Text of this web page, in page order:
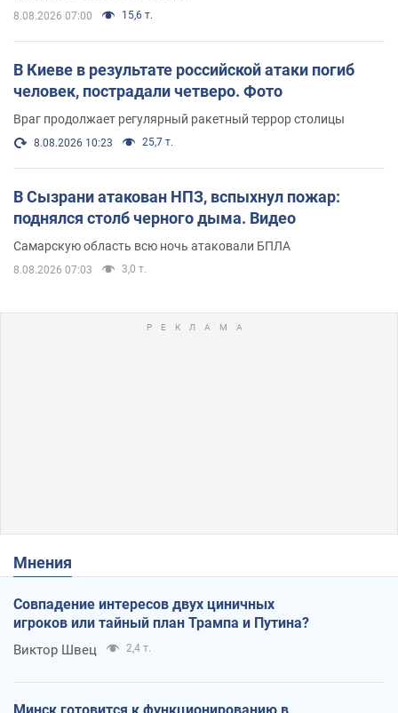
8.08.2026 07:00 15,6 т.
В Киеве в результате российской атаки погиб
человек, пострадали четверо. Фото
Враг продолжает регулярный ракетный террор столицы
8.08.2026 10:23 25,7 т.
В Сызрани атакован НПЗ, вспыхнул пожар:
поднялся столб черного дыма. Видео
Самарскую область всю ночь атаковали БПЛА
8.08.2026 07:03 3,0 т.
Мнения
Совпадение интересов двух циничных
игроков или тайный план Трампа и Путина?
Виктор Швец 2,4 т.
Минск готовится к функционированию в